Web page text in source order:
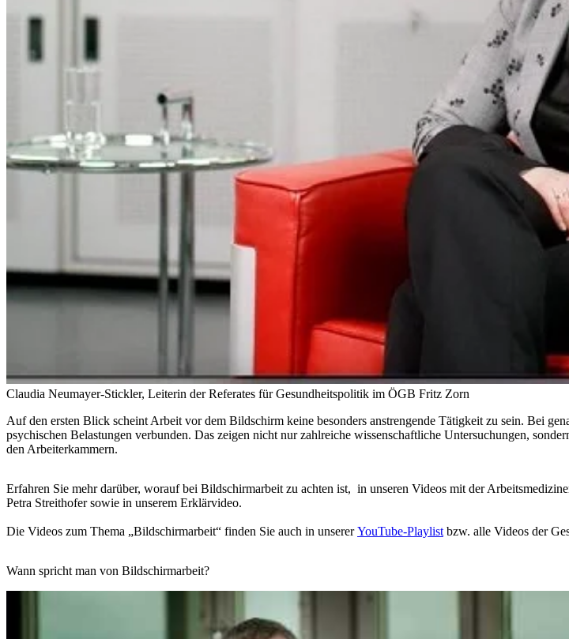
Claudia Neumayer-Stickler, Leiterin der Referates für Gesundheitspolitik im ÖGB Fritz Zorn
Auf den ersten Blick scheint Arbeit vor dem Bildschirm keine besonders anstrengende Tätigkeit zu sein. Bei
psychischen Belastungen verbunden. Das zeigen nicht nur zahlreiche wissenschaftliche Untersuchungen,
den Arbeiterkammern.
Erfahren Sie mehr darüber, worauf bei Bildschirmarbeit zu achten ist, in unseren Videos mit der
Petra Streithofer sowie in unserem Erklärvideo.
Die Videos zum Thema „Bildschirmarbeit“ finden Sie auch in unsererYouTube-Playlist bzw. alle Videos der
Wann spricht man von Bildschirmarbeit?